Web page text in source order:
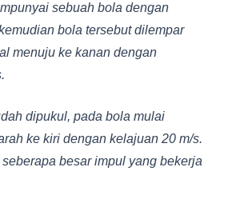
sebuah bola dengan
bola tersebut dilempar
menuju ke kanan dengan
dipukul, pada bola mulai
ke kiri dengan kelajuan 20 m/s.
besar impul yang bekerja